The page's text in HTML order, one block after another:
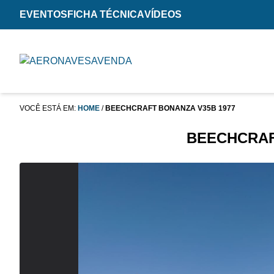
EVENTOS FICHA TÉCNICAVÍDEOS
VOCÊ ESTÁ EM: HOME / BEECHCRAFT BONANZA V35B 1977